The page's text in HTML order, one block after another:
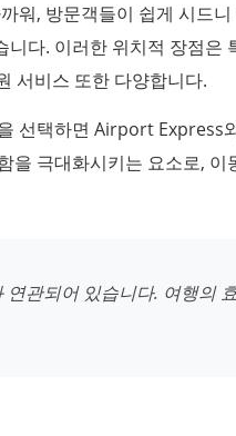
워, 방문객들이 쉽게 시드
다. 이러한 위치적 장점은
서비스 또한 다양합니다.
선택하면 Airport Express
을 극대화시키는 요소로, 이
관되어 있습니다. 여행의